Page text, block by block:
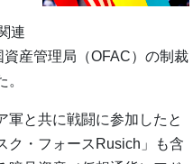
連
産管理局（OFAC）の制裁
軍と共に戦闘に参加したと
ク・フォースRusich」も含